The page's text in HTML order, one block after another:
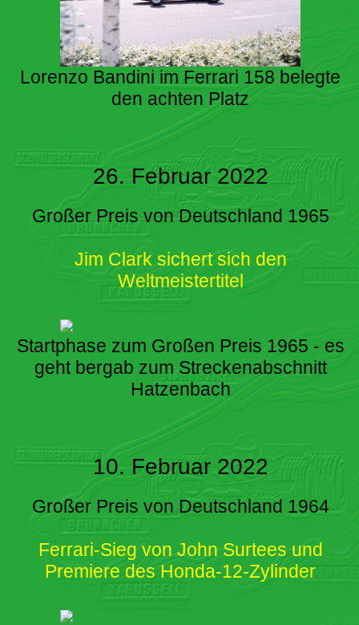
Lorenzo Bandini im Ferrari 158 belegte
den achten Platz
26. Februar 2022
Großer Preis von Deutschland 1965
Jim Clark sichert sich den
Weltmeistertitel
Startphase zum Großen Preis 1965 - es
geht bergab zum Streckenabschnitt
Hatzenbach
10. Februar 2022
Großer Preis von Deutschland 1964
Ferrari-Sieg von John Surtees und
Premiere des Honda-12-Zylinder